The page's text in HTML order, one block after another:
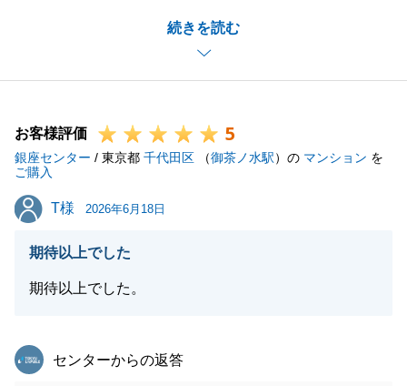
続きを読む
ズにお引き渡しに至ることができました。
心より感謝申し上げます。
また何かK様のお力になれることがございましたら、
この度は大変お世話になりました。
今後ともどうぞよろしくお願いいたします。
お客様評価 5
銀座センター / 東京都 千代田区 （御茶ノ水駅）の マンション を
ご購入
T様
T様 2026年6月18日
期待以上でした
期待以上でした。
東急リバブル
センターからの返答